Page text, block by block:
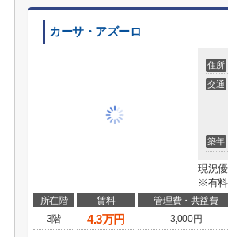
カーサ・アズーロ
住所
交通
築年
現況
※有料
所在階 賃料 管理費・共益費
3階
4.3万円 3,000円